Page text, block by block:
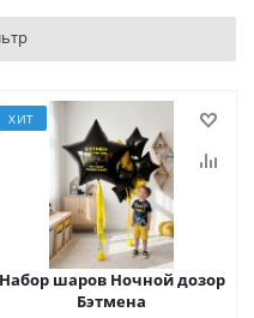
ХИТ
Набор шаров Ночной дозор
Бэтмена